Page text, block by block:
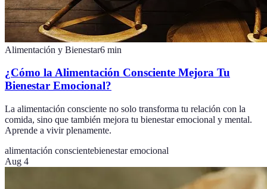
Alimentación y Bienestar6 min
¿Cómo la Alimentación Consciente Mejora Tu
Bienestar Emocional?
La alimentación consciente no solo transforma tu relación con la
comida, sino que también mejora tu bienestar emocional y mental.
Aprende a vivir plenamente.
alimentación conscientebienestar emocional
Aug 4